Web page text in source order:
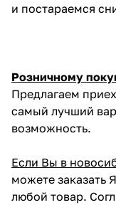
и постараемся
Розничному
Предлагаем
самый лучший
возможность.
Если Вы в
можете заказать
любой товар.